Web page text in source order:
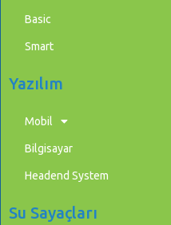
Basic
Smart
Yazılım
Mobil
Bilgisayar
Headend System
Su Sayaçları